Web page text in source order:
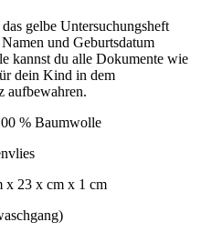
gelbe Untersuchungsheft
und Geburtsdatum
kannst du alle Dokumente wie
dein Kind in dem
aufbewahren.
% Baumwolle
x 23 x cm x 1 cm